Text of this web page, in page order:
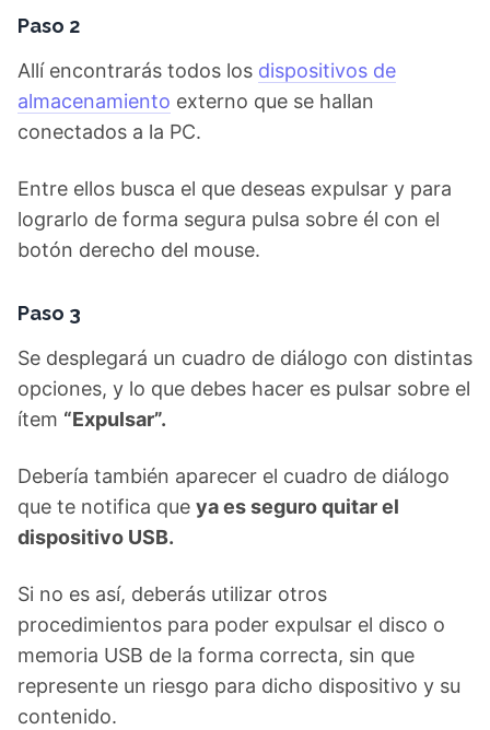
Paso 2
Allí encontrarás todos los dispositivos de
almacenamiento externo que se hallan
conectados a la PC.
Entre ellos busca el que deseas expulsar y para
lograrlo de forma segura pulsa sobre él con el
botón derecho del mouse.
Paso 3
Se desplegará un cuadro de diálogo con distintas
opciones, y lo que debes hacer es pulsar sobre el
ítem “Expulsar”.
Debería también aparecer el cuadro de diálogo
que te notifica que ya es seguro quitar el
dispositivo USB.
Si no es así, deberás utilizar otros
procedimientos para poder expulsar el disco o
memoria USB de la forma correcta, sin que
represente un riesgo para dicho dispositivo y su
contenido.